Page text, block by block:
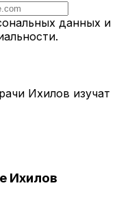
данных и
.
Ихилов изучат
Ихилов